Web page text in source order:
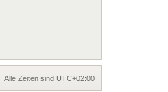
Alle Zeiten sind UTC+02:00